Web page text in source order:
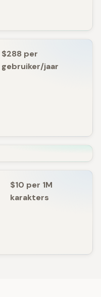
$288 per
gebruiker/jaar
$10 per 1M
karakters